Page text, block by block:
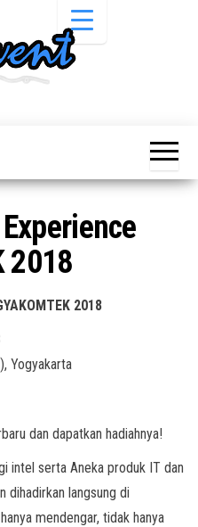
2018
2018
Yogyakarta
dan dapatkan hadiahnya!
intel serta Aneka produk IT dan
dihadirkan langsung di
mendengar, tidak hanya